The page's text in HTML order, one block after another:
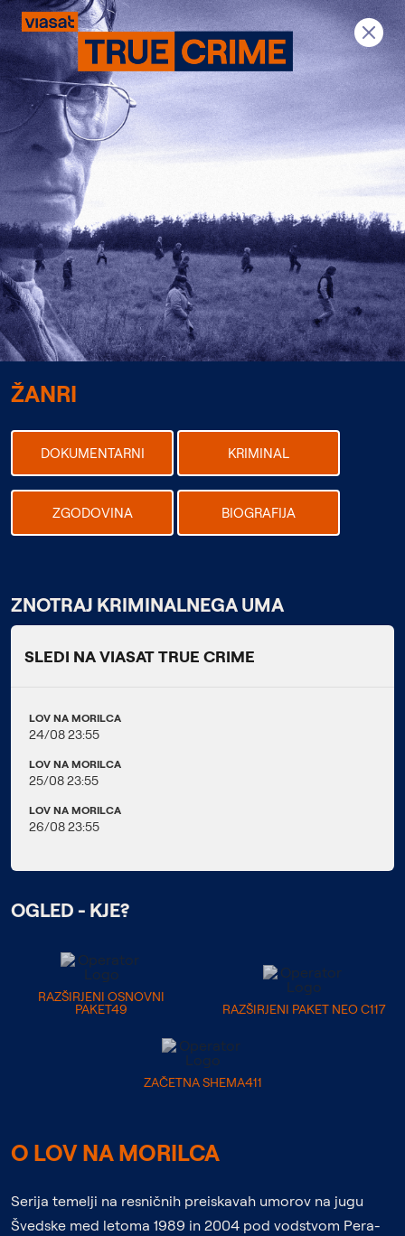
Previous Next
ŽANRI
DOKUMENTARNI KRIMINAL
ZGODOVINA BIOGRAFIJA
ZNOTRAJ KRIMINALNEGA UMA
SLEDI NA VIASAT TRUE CRIME
LOV NA MORILCA
24/08 23:55
LOV NA MORILCA
25/08 23:55
LOV NA MORILCA
26/08 23:55
OGLED - KJE?
RAZŠIRJENI OSNOVNI
PAKET49
RAZŠIRJENI PAKET NEO C117
ZAČETNA SHEMA411
O LOV NA MORILCA
Serija temelji na resničnih preiskavah umorov na jugu
Švedske med letoma 1989 in 2004 pod vodstvom Pera-